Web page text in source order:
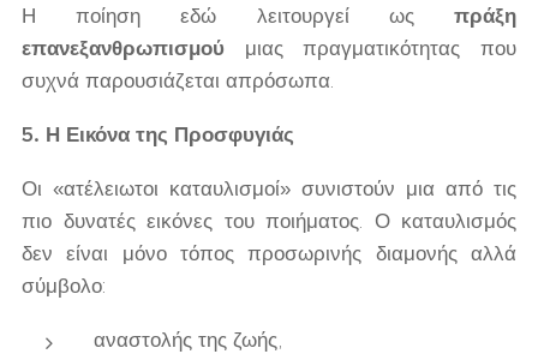
Η ποίηση εδώ λειτουργεί ως πράξη
επανεξανθρωπισμού μιας πραγματικότητας που
συχνά παρουσιάζεται απρόσωπα.
5. Η Εικόνα της Προσφυγιάς
Οι «ατέλειωτοι καταυλισμοί» συνιστούν μια από τις
πιο δυνατές εικόνες του ποιήματος. Ο καταυλισμός
δεν είναι μόνο τόπος προσωρινής διαμονής αλλά
σύμβολο:
αναστολής της ζωής,